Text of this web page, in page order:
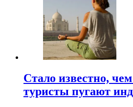
Стало известно,
туристы пугают